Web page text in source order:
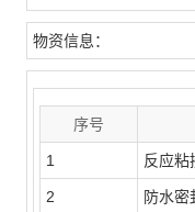
物资信息：
序号
1 反应粘
2 防水密